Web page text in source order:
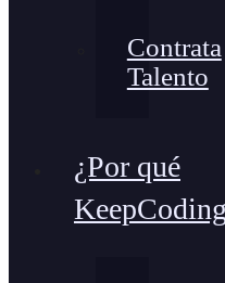
Contrata
Talento
¿Por qué